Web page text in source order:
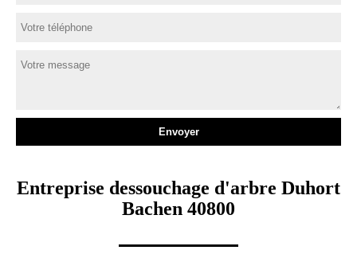
Entreprise dessouchage d'arbre Duhort
Bachen 40800